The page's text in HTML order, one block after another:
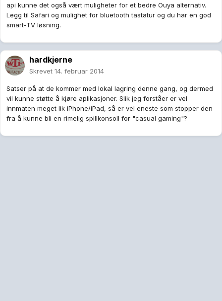
api kunne det også vært muligheter for et bedre Ouya alternativ.
Legg til Safari og mulighet for bluetooth tastatur og du har en god
smart-TV løsning.
hardkjerne
Skrevet 14. februar 2014
Satser på at de kommer med lokal lagring denne gang, og dermed
vil kunne støtte å kjøre aplikasjoner. Slik jeg forståer er vel
innmaten meget lik iPhone/iPad, så er vel eneste som stopper den
fra å kunne bli en rimelig spillkonsoll for "casual gaming"?